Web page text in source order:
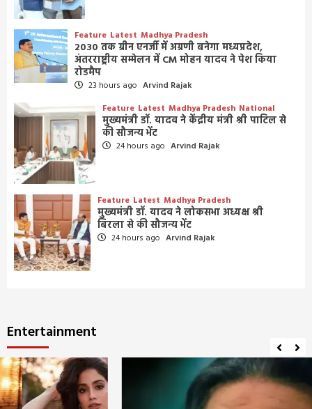
Feature Latest Madhya Pradesh
2030 तक ग्रीन एनर्जी में अग्रणी बनेगा मध्यप्रदेश,
अंतरराष्ट्रीय सम्मेलन में CM मोहन यादव ने पेश किया
रोडमैप
23 hours ago Arvind Rajak
Feature Latest Madhya Pradesh National
मुख्यमंत्री डॉ. यादव ने केंद्रीय मंत्री श्री पाटिल से
की सौजन्य भेंट
24 hours ago Arvind Rajak
Feature Latest Madhya Pradesh
मुख्यमंत्री डॉ. यादव ने लोकसभा अध्यक्ष श्री
बिरला से की सौजन्य भेंट
24 hours ago Arvind Rajak
Entertainment